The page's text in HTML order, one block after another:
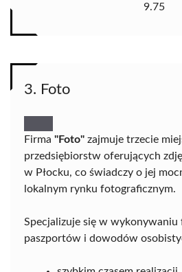
9.75
3. Foto
Firma "Foto" zajmuje trzecie
przedsiębiorstw oferujących
w Płocku, co świadczy o jej
lokalnym rynku fotograficznym.
Specjalizuje się w
paszportów i dowodów